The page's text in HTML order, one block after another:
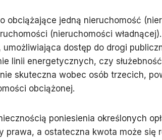
obciążające jedną nieruchomość
(nieruchomości
umożliwiająca dostęp do drogi
linii energetycznych, czy
skuteczna wobec osób trzecich,
obciążonej.
poniesienia określonych
prawa, a ostateczna kwota może się